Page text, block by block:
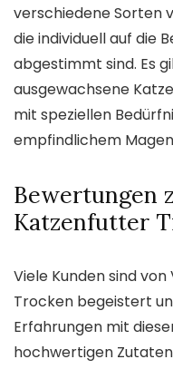
verschiedene Sorten
die individuell auf die
abgestimmt sind. Es
ausgewachsene
mit speziellen
empfindlichem
Bewertungen
Katzenfutter
Viele Kunden sind
Trocken begeistert
Erfahrungen mit
hochwertigen